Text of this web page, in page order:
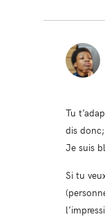
Tu
dis
Je suis
Si tu